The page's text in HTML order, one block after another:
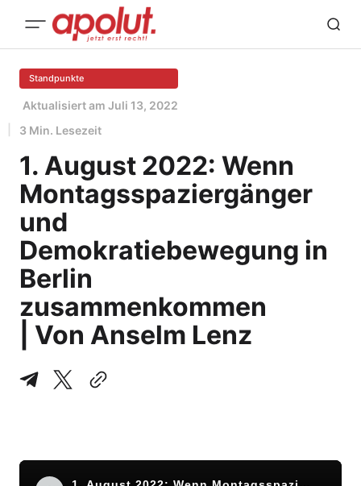
Standpunkte
Aktualisiert am Juli 13, 2022
3 Min. Lesezeit
1. August 2022: Wenn
Montagsspaziergänger
und
Demokratiebewegung in
Berlin
zusammenkommen
| Von Anselm Lenz